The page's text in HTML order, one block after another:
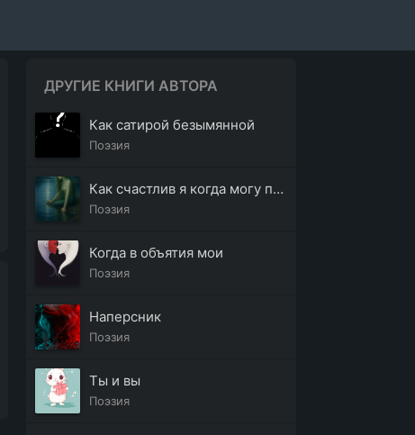
ДРУГИЕ КНИГИ АВТОРА
Как сатирой безымянной
Поэзия
Как счастлив я когда могу покинуть
Поэзия
Когда в объятия мои
Поэзия
Наперсник
Поэзия
Ты и вы
Поэзия